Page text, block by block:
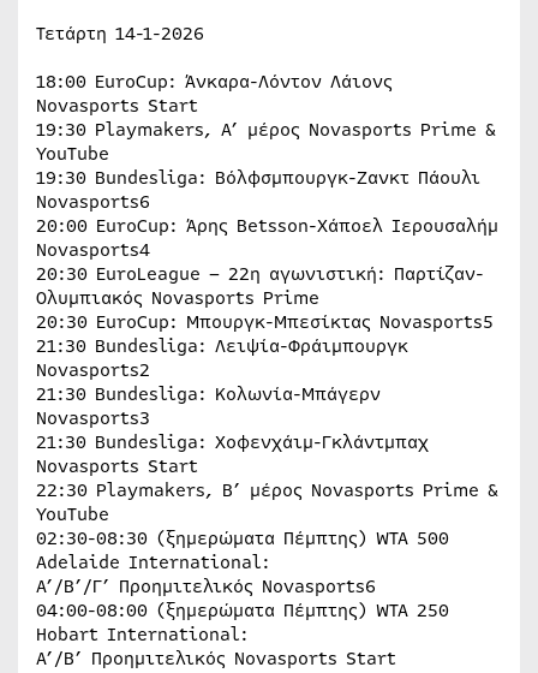
Τετάρτη 14-1-2026
18:00 EuroCup: Άνκαρα-Λόντον Λάιονς
Novasports Start
19:30 Playmakers, Α’ μέρος Novasports Prime &
YouTube
19:30 Bundesliga: Βόλφσμπουργκ-Ζανκτ Πάουλι
Novasports6
20:00 EuroCup: Άρης Betsson-Χάποελ Ιερουσαλήμ
Novasports4
20:30 EuroLeague – 22η αγωνιστική: Παρτίζαν-
Ολυμπιακός Novasports Prime
20:30 EuroCup: Μπουργκ-Μπεσίκτας Novasports5
21:30 Bundesliga: Λειψία-Φράιμπουργκ
Novasports2
21:30 Bundesliga: Κολωνία-Μπάγερν
Novasports3
21:30 Bundesliga: Χοφενχάιμ-Γκλάντμπαχ
Novasports Start
22:30 Playmakers, B’ μέρος Novasports Prime &
YouTube
02:30-08:30 (ξημερώματα Πέμπτης) WTA 500
Adelaide International:
A’/B’/Γ’ Προημιτελικός Novasports6
04:00-08:00 (ξημερώματα Πέμπτης) WTA 250
Hobart International:
Α’/Β’ Προημιτελικός Novasports Start